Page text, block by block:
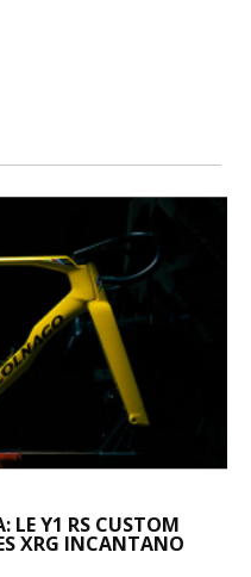
LE Y1 RS CUSTOM
XRG INCANTANO